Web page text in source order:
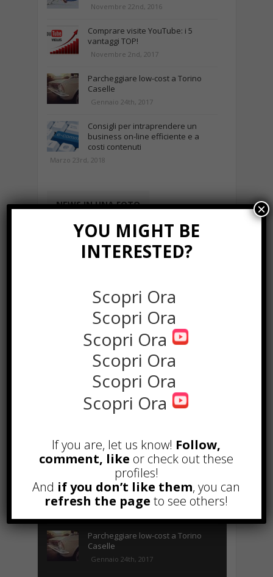
Novembre 22nd, 2016
Comprare visite YouTube: i 5
vantaggi TOP!
Novembre 2nd, 2017
Parcheggiare low-cost a Torino
Caselle
Gennaio 24th, 2017
Consigli per intraprendere un
business on-line efficiente e a
costi contenuti
Marzo 23rd, 2018
NEWS IN UNA FOTO
POPOLARI
Alcuni trucchi per avere un blog di
successo
Novembre 22nd, 2016
Comprare visite YouTube: i 5
vantaggi TOP!
Novembre 2nd, 2017
Parcheggiare low-cost a Torino
Caselle
Gennaio 24th, 2017
YOU MIGHT BE
INTERESTED?
Scopri Ora
Scopri Ora
Scopri Ora
Scopri Ora
Scopri Ora
Scopri Ora
If you are, let us know! Follow,
comment, like or check out these
profiles!
And if you don’t like them, you can
refresh the page to see others!
×